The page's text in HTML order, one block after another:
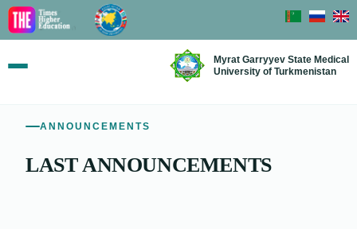
Myrat Garryyev State Medical
University of Turkmenistan
ANNOUNCEMENTS
LAST ANNOUNCEMENTS